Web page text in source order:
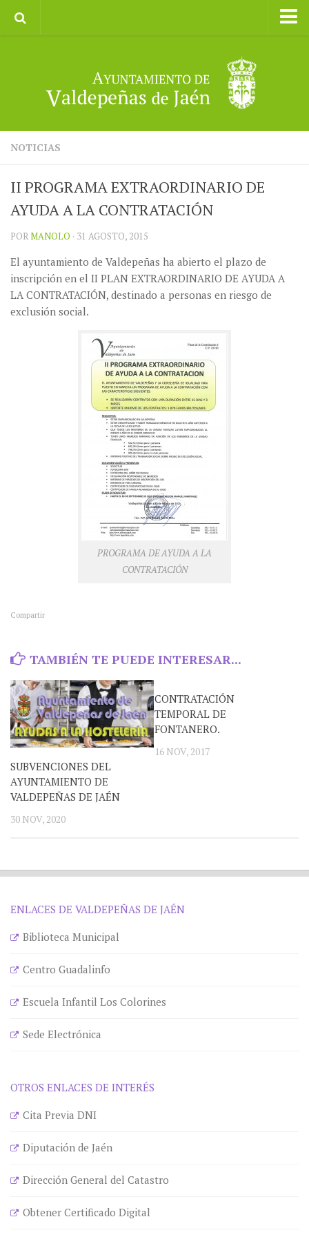
II CXM ROMPEALBARCAS 2023
NOTICIAS
II PROGRAMA EXTRAORDINARIO DE
AYUDA A LA CONTRATACIÓN
PORMANOLO · 31 AGOSTO, 2015
El ayuntamiento de Valdepeñas ha abierto el plazo de
inscripción en el II PLAN EXTRAORDINARIO DE AYUDA A
LA CONTRATACIÓN, destinado a personas en riesgo de
exclusión social.
PROGRAMA DE AYUDA A LA
CONTRATACIÓN
Compartir
TAMBIÉN TE PUEDE INTERESAR...
SUBVENCIONES DEL
AYUNTAMIENTO DE
VALDEPEÑAS DE JAÉN
30 NOV, 2020
CONTRATACIÓN
TEMPORAL DE
FONTANERO.
16 NOV, 2017
ENLACES DE VALDEPEÑAS DE JAÉN
Biblioteca Municipal
Centro Guadalinfo
Escuela Infantil Los Colorines
Sede Electrónica
OTROS ENLACES DE INTERÉS
Cita Previa DNI
Diputación de Jaén
Dirección General del Catastro
Obtener Certificado Digital